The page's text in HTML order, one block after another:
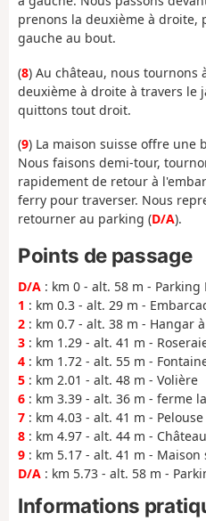
prenons la deuxième à droite,
gauche au bout.
(8) Au château, nous tournons
deuxième à droite à travers le
quittons tout droit.
(9) La maison suisse offre une
Nous faisons demi-tour,
rapidement de retour à
ferry pour traverser. Nous
retourner au parking (D/A).
Points de passage
D/A : km 0 - alt. 58 m - Parking
1 : km 0.3 - alt. 29 m -
2 : km 0.7 - alt. 38 m - Hangar
3 : km 1.29 - alt. 41 m -
4 : km 1.72 - alt. 55 m -
5 : km 2.01 - alt. 48 m - Volière
6 : km 3.39 - alt. 36 m - ferme
7 : km 4.03 - alt. 41 m - Pelouse
8 : km 4.97 - alt. 44 m - Château
9 : km 5.17 - alt. 41 m - Maison
D/A : km 5.73 - alt. 58 m -
Informations